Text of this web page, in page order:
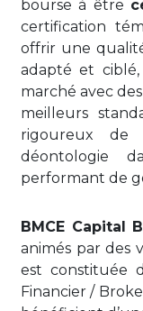
bourse à être
certification
offrir une
adapté et
marché avec
meilleurs
rigoureux
déontologie
performant de
BMCE Capital
animés par des
est constituée
Financier /